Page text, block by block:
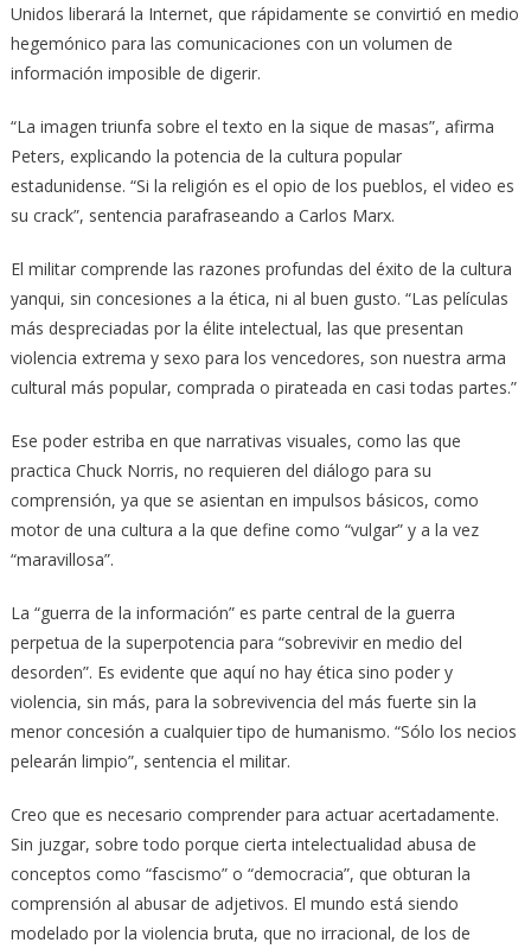
Unidos liberará la Internet, que rápidamente se convirtió en medio
hegemónico para las comunicaciones con un volumen de
información imposible de digerir.
“La imagen triunfa sobre el texto en la sique de masas”, afirma
Peters, explicando la potencia de la cultura popular
estadunidense. “Si la religión es el opio de los pueblos, el video es
su crack”, sentencia parafraseando a Carlos Marx.
El militar comprende las razones profundas del éxito de la cultura
yanqui, sin concesiones a la ética, ni al buen gusto. “Las películas
más despreciadas por la élite intelectual, las que presentan
violencia extrema y sexo para los vencedores, son nuestra arma
cultural más popular, comprada o pirateada en casi todas partes.”
Ese poder estriba en que narrativas visuales, como las que
practica Chuck Norris, no requieren del diálogo para su
comprensión, ya que se asientan en impulsos básicos, como
motor de una cultura a la que define como “vulgar” y a la vez
“maravillosa”.
La “guerra de la información” es parte central de la guerra
perpetua de la superpotencia para “sobrevivir en medio del
desorden”. Es evidente que aquí no hay ética sino poder y
violencia, sin más, para la sobrevivencia del más fuerte sin la
menor concesión a cualquier tipo de humanismo. “Sólo los necios
pelearán limpio”, sentencia el militar.
Creo que es necesario comprender para actuar acertadamente.
Sin juzgar, sobre todo porque cierta intelectualidad abusa de
conceptos como “fascismo” o “democracia”, que obturan la
comprensión al abusar de adjetivos. El mundo está siendo
modelado por la violencia bruta, que no irracional, de los de